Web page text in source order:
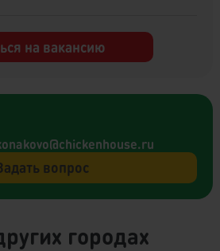
на вакансию
вопрос
городах